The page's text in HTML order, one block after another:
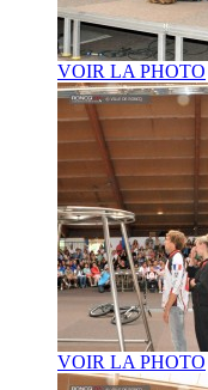
VOIR LA PHOTO
VOIR LA PHOTO